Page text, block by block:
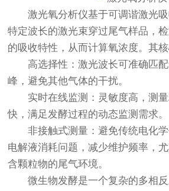
激光氧分析仪基于可调谐激光
特定波长的激光束穿过尾气样品，
的吸收特性，从而计算氧浓度。其核
高选择性：激光波长可准确匹
峰，避免其他气体的干扰。
实时在线监测：灵敏度高，测
快，满足发酵过程的动态监测需求。
非接触式测量：避免传统电化
电解液消耗问题，减少维护频率，尤
含颗粒物的尾气环境。
微生物发酵是一个复杂的多相